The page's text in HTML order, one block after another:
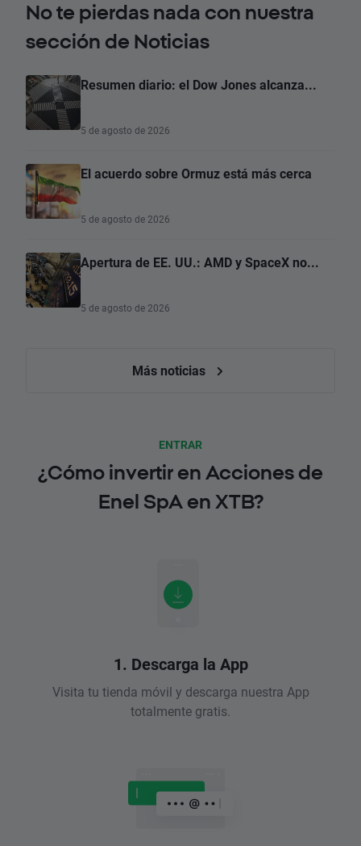
No te pierdas nada con nuestra
sección de Noticias
Resumen diario: el Dow Jones alcanza...
5 de agosto de 2026
El acuerdo sobre Ormuz está más cerca
5 de agosto de 2026
Apertura de EE. UU.: AMD y SpaceX no...
5 de agosto de 2026
Más noticias
ENTRAR
¿Cómo invertir en Acciones de
Enel SpA en XTB?
1. Descarga la App
Visita tu tienda móvil y descarga nuestra App
totalmente gratis.